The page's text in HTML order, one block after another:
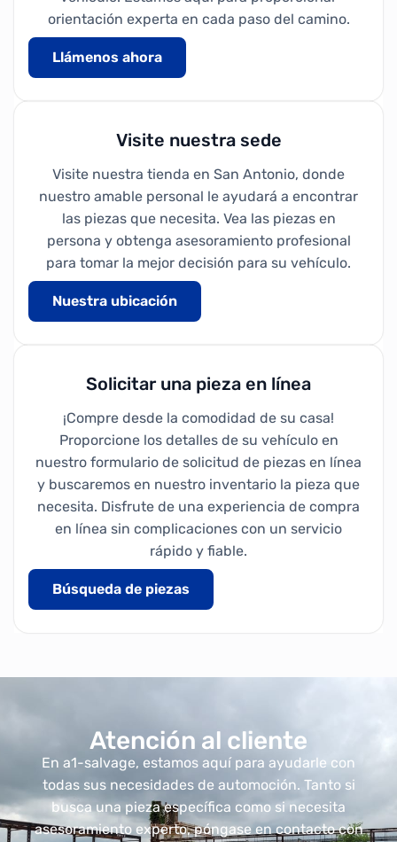
orientación experta en cada paso del camino.
Llámenos ahora
Visite nuestra sede
Visite nuestra tienda en San Antonio, donde
nuestro amable personal le ayudará a encontrar
las piezas que necesita. Vea las piezas en
persona y obtenga asesoramiento profesional
para tomar la mejor decisión para su vehículo.
Nuestra ubicación
Solicitar una pieza en línea
¡Compre desde la comodidad de su casa!
Proporcione los detalles de su vehículo en
nuestro formulario de solicitud de piezas en línea
y buscaremos en nuestro inventario la pieza que
necesita. Disfrute de una experiencia de compra
en línea sin complicaciones con un servicio
rápido y fiable.
Búsqueda de piezas
Atención al cliente
En a1-salvage, estamos aquí para ayudarle con
todas sus necesidades de automoción. Tanto si
busca una pieza específica como si necesita
asesoramiento experto, póngase en contacto con